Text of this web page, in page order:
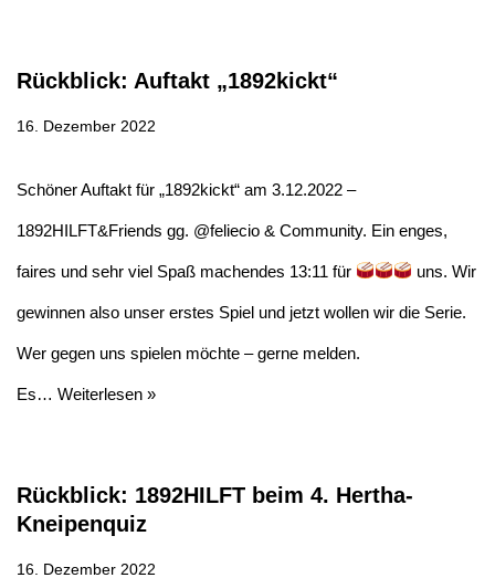
Rückblick: Auftakt „1892kickt“
16. Dezember 2022
Schöner Auftakt für „1892kickt“ am 3.12.2022 –
1892HILFT&Friends gg. @feliecio & Community. Ein enges,
faires und sehr viel Spaß machendes 13:11 für uns. Wir
gewinnen also unser erstes Spiel und jetzt wollen wir die Serie.
Wer gegen uns spielen möchte – gerne melden.
Es… Weiterlesen »
Rückblick: 1892HILFT beim 4. Hertha-
Kneipenquiz
16. Dezember 2022